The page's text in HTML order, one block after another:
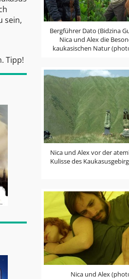
Bergführer Dato (Bidzina
Nica und Alex die
kaukasischen Natur
Nica und Alex vor der
Kulisse des
Nica und Alex
sein,
Tipp!